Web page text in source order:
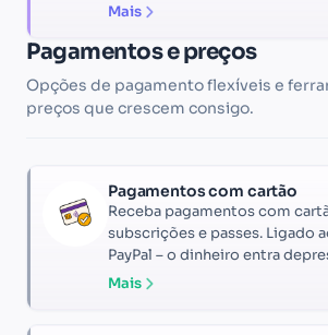
Mais
Pagamentos e preços
Opções de pagamento flexíveis e
preços que crescem consigo.
Pagamentos com cartão
Receba pagamentos com
subscrições e passes. Ligado
PayPal – o dinheiro entra
Mais